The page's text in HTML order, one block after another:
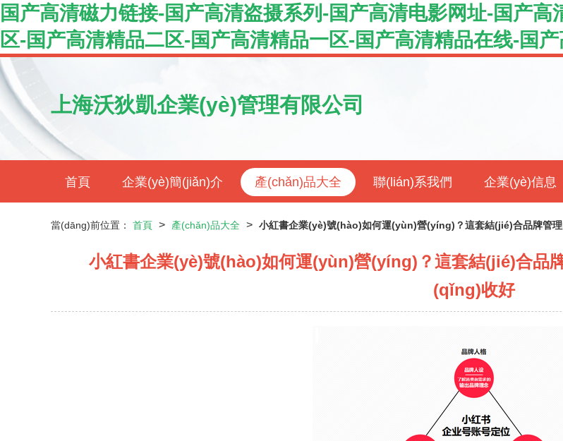
国产高清磁力链接-国产高清盗摄系列-国产高清电影网址-国产
区-国产高清精品二区-国产高清精品一区-国产高清精品在线-国
上海沃狄凱企業(yè)管理有限公司
首頁 企業(yè)簡(jiǎn)介 產(chǎn)品大全 聯(lián)系我們 企業(yè)信息
當(dāng)前位置： 首頁 > 產(chǎn)品大全 > 小紅書企業(yè)號(hào)如何運(yùn)營(yíng)？這套結(jié)合品牌管
小紅書企業(yè)號(hào)如何運(yùn)營(yíng)？這套結(jié)合品
(qǐng)收好